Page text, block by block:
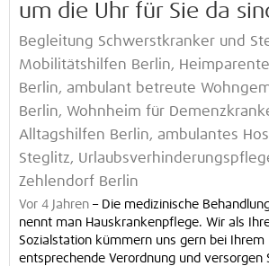
um die Uhr für Sie da
Begleitung Schwerstkranker und
Mobilitätshilfen Berlin,
Berlin, ambulant betreute
Berlin, Wohnheim für
Alltagshilfen Berlin, ambulantes
Steglitz,
Zehlendorf Berlin
Vor 4 Jahren – Die medizinische
nennt man Hauskrankenpflege. Wir als
Sozialstation kümmern uns gern bei Ihrem
entsprechende Verordnung und versorgen